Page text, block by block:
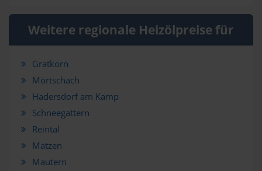
Weitere regionale Heizölpreise für
Gratkorn
Mörtschach
Hadersdorf am Kamp
Schneegattern
Reintal
Matzen
Mautern